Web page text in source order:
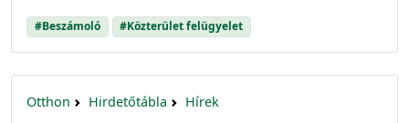
#Beszámoló #Közterület felügyelet
Otthon Hirdetőtábla Hírek